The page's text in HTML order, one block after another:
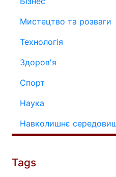
Мистецтво та розваги
Технологія
Здоров'я
Спорт
Наука
Навколишнє
Tags